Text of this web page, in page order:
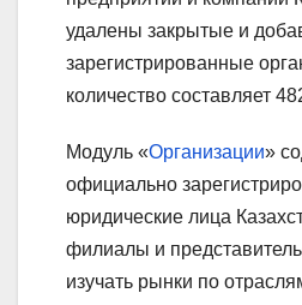
удалены закрытые и
зарегистрированные
количество составляет
Модуль «Организации»
официально
юридические лица
филиалы и
изучать рынки по